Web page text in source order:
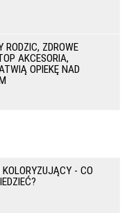
RODZIC, ZDROWE
AKCESORIA,
OPIEKĘ NAD
- CO